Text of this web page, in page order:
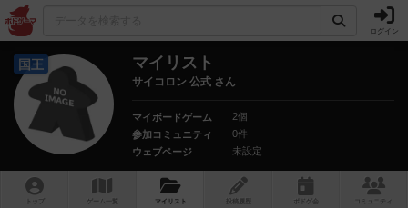
ログイン
国王 マイリスト
サイコロン 公式 さん
マイボードゲーム
2個
参加コミュニティ
0件
ウェブページ
未設定
トップ ゲーム一覧 マイリスト 投稿履歴 ボ ドゲ コミュニティ